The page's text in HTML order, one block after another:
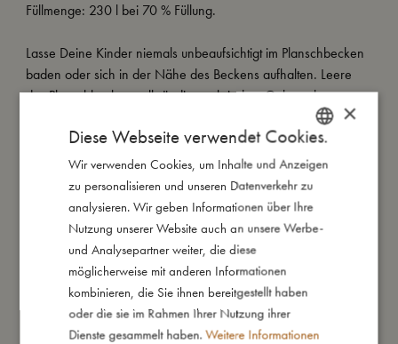
Füllmenge: 230 l bei 70 % Füllung.
Lasse Deine Kinder niemals unbeaufsichtigt im Planschbecken
baden oder sich in der Nähe des Beckens aufhalten. Leere
das Planschbecken vollständig nach jedem Gebrauch.
Alle unsere SWIM-Produkte sind sorgfältig getestet und gemäß
der EU-Richtlinie EN-71 zugelassen. Alle SWIM-Produkte
tragen das CE-Kennzeichen.
So groß bin ich
Daraus bin ich gemacht
DANISH
ENGLISH
GERMAN
×
Diese Webseite verwendet Cookies.
Wir verwenden Cookies, um Inhalte und Anzeigen
zu personalisieren und unseren Datenverkehr zu
analysieren. Wir geben Informationen über Ihre
Nutzung unserer Website auch an unsere Werbe-
und Analysepartner weiter, die diese
möglicherweise mit anderen Informationen
kombinieren, die Sie ihnen bereitgestellt haben
oder die sie im Rahmen Ihrer Nutzung ihrer
Dienste gesammelt haben. Weitere Informationen